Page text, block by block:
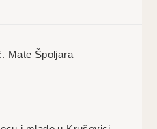
Mate Špoljara